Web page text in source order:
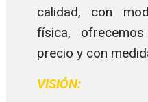
calidad, con
física,
precio y con
VISIÓN: